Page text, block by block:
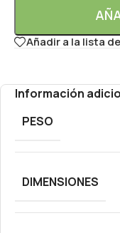
Añadir a la lista
Información
PESO
DIMENSIONES